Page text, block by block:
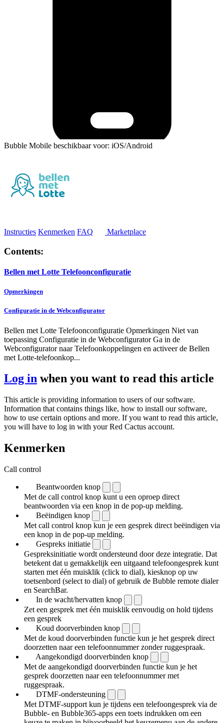
Bubble Mobile beschikbaar voor: iOS/Android
Instructies Kenmerken FAQ Marketplace
Contents:
Bellen met Lotte Telefoonconfiguratie
Opmerkingen
Configuratie in de Webconfigurator
Bellen met Lotte Telefoonconfiguratie Opmerkingen Niet van
toepassing Configuratie in de Webconfigurator Ga in de
Webconfigurator naar Telefoonkoppelingen en activeer de Bellen
met Lotte-telefoonkop...
Log in when you want to read this article
This article is providing information to users of our software.
Information that contains things like, how to install our software,
how to use certain options and more. If you want to read this article,
you will have to log in with your Red Cactus account.
Kenmerken
Call control
Beantwoorden knop
Met de call control knop kunt u een oproep direct
beantwoorden via een knop in de pop-up melding.
Beëindigen knop
Met call control knop kun je een gesprek direct beëindigen via
een knop in de pop-up melding.
Gespreks initiatie
Gespreksinitiatie wordt ondersteund door deze integratie. Dat
betekent dat u gemakkelijk een uitgaand telefoongesprek kunt
starten met één muisklik (click to dial), kiesknop op uw
toetsenbord (select to dial) of gebruik de Bubble remote dialer
en SearchBar.
In de wacht/hervatten knop
Zet een gesprek met één muisklik eenvoudig on hold tijdens
een gesprek
Koud doorverbinden knop
Met de koud doorverbinden functie kun je het gesprek direct
doorzetten naar een telefoonnummer zonder ruggespraak.
Aangekondigd doorverbinden knop
Met de aangekondigd doorverbinden functie kun je het
gesprek doorzetten naar een telefoonnummer met
ruggespraak.
DTMF-ondersteuning
Met DTMF-support kun je tijdens een telefoongesprek via de
Bubble- en Bubble365-apps een toets indrukken om een